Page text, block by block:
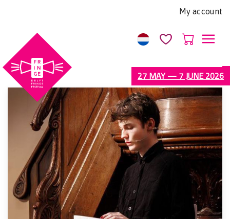
website
bevat
een
toegankelijkheidssysteem.
My account
27 MAY — 7 JUNE 2026